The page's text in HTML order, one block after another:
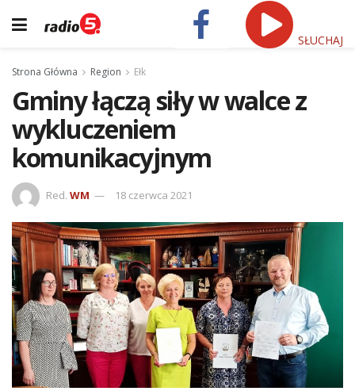
SŁUCHAJ
Strona Główna Region Ełk
Gminy łączą siły w walce z
wykluczeniem
komunikacyjnym
Red. WM 18 czerwca 2021